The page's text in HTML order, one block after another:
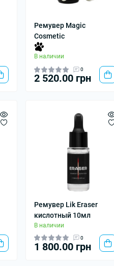
Ремувер Magic
Cosmetiс
В наличии
0
2 520.00 грн
Ремувер Lik Eraser
кислотный 10мл
В наличии
0
1 800.00 грн